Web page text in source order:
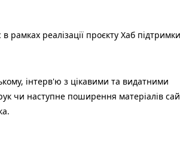
рамках реалізації проєкту Хаб підтримки
інтерв'ю з цікавими та видатними
чи наступне поширення матеріалів